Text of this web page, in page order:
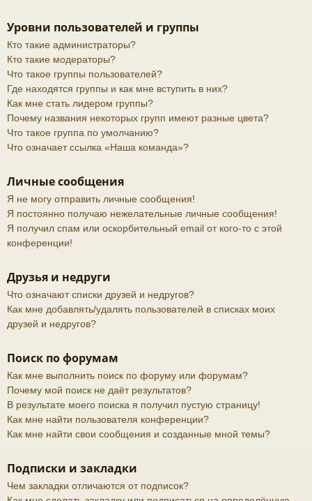
Уровни пользователей и группы
Кто такие администраторы?
Кто такие модераторы?
Что такое группы пользователей?
Где находятся группы и как мне вступить в них?
Как мне стать лидером группы?
Почему названия некоторых групп имеют разные цвета?
Что такое группа по умолчанию?
Что означает ссылка «Наша команда»?
Личные сообщения
Я не могу отправить личные сообщения!
Я постоянно получаю нежелательные личные сообщения!
Я получил спам или оскорбительный email от кого-то с этой
конференции!
Друзья и недруги
Что означают списки друзей и недругов?
Как мне добавлять/удалять пользователей в списках моих
друзей и недругов?
Поиск по форумам
Как мне выполнить поиск по форуму или форумам?
Почему мой поиск не даёт результатов?
В результате моего поиска я получил пустую страницу!
Как мне найти пользователя конференции?
Как мне найти свои сообщения и созданные мной темы?
Подписки и закладки
Чем закладки отличаются от подписок?